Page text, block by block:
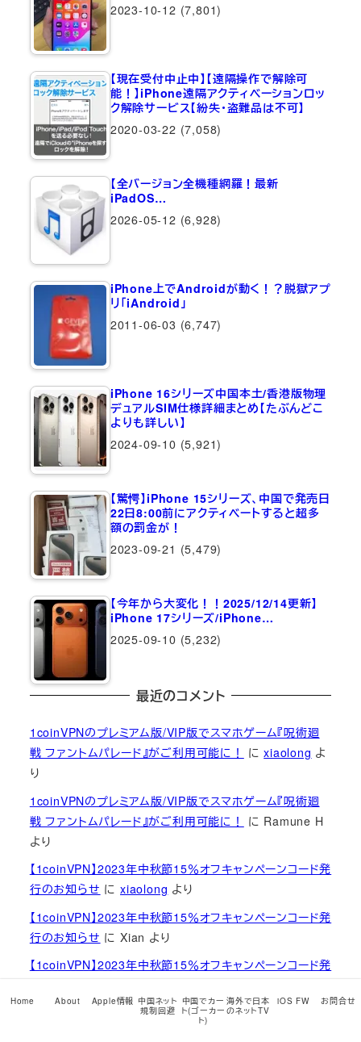
2023-10-12 (7,801)
【現在受付中止中】【遠隔操作で解除可
能！】iPhone遠隔アクティベーションロッ
ク解除サービス【紛失・盗難品は不可】
2020-03-22 (7,058)
【全バージョン全機種網羅！最新
iPadOS…
2026-05-12 (6,928)
iPhone上でAndroidが動く！？脱獄アプ
リ「iAndroid」
2011-06-03 (6,747)
iPhone 16シリーズ中国本土/香港版物理
デュアルSIM仕様詳細まとめ【たぶんどこ
よりも詳しい】
2024-09-10 (5,921)
【驚愕】iPhone 15シリーズ、中国で発売日
22日8:00前にアクティベートすると超多
額の罰金が！
2023-09-21 (5,479)
【今年から大変化！！2025/12/14更新】
iPhone 17シリーズ/iPhone…
2025-09-10 (5,232)
最近のコメント
1coinVPNのプレミアム版/VIP版でスマホゲーム『呪術廻
戦 ファントムパレード』がご利用可能に！
にxiaolong よ
り
1coinVPNのプレミアム版/VIP版でスマホゲーム『呪術廻
戦 ファントムパレード』がご利用可能に！
に Ramune H
より
【1coinVPN】2023年中秋節15％オフキャンペーンコード発
行のお知らせ にxiaolong より
【1coinVPN】2023年中秋節15％オフキャンペーンコード発
行のお知らせ にXian より
【1coinVPN】2023年中秋節15％オフキャンペーンコード発
【1coinVPN】2023年中秋節15％オフキャンペーンコード発
Home About Apple情報 中国ネット
規制回避
中国でカー
ト(ゴーカー
ト)
海外で日本
のネットTV
iOS FW お問合せ